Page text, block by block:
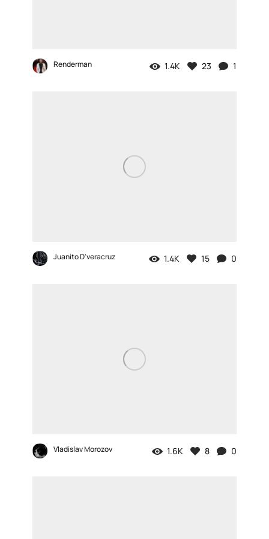
Renderman 1.4K 23 1
Juanito D'veracruz 1.4K 15 0
Vladislav Morozov 1.6K 8 0